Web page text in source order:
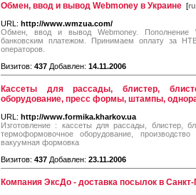
Обмен, ввод и вывод Webmoney в Украине [ru
URL: http://www.wmzua.com/
Обмен, ввод и вывод Webmoney. Пополнение
банковским платежом. Принимаем оплату за
операторов.
Визитов: 437 Добавлен: 14.11.2006
Кассеты для рассады, блистер,
оборудование, пресс формы, штампы,
URL: http://www.formika.kharkov.ua
Изготовление : кассеты для рассады, блистер,
термоформовочное оборудование,
вакуумная формовка
Визитов: 437 Добавлен: 23.11.2006
Компания ЭксДо - доставка посылок в Санкт-